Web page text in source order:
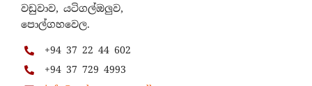
වඩුවාව, යටිගල්ඔලුව,
පොල්ගහවෙල.
+94 37 22 44 602
+94 37 729 4993